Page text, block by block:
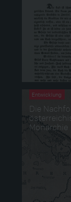
Entwicklung
Die
Monarchie